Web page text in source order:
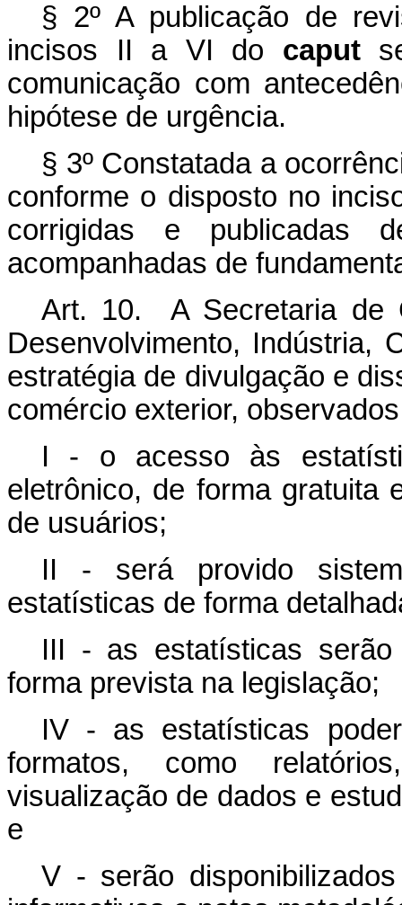
§ 2º A publicação de
incisos II a VI do caput
comunicação com
hipótese de urgência.
§ 3º Constatada a
conforme o disposto no
corrigidas e publicadas
acompanhadas de
Art. 10. A Secretaria de
Desenvolvimento, Indústria,
estratégia de divulgação e
comércio exterior,
I - o acesso às
eletrônico, de forma gratuita
de usuários;
II - será provido
estatísticas de forma
III - as estatísticas
forma prevista na legislação;
IV - as estatísticas
formatos, como
visualização de dados e
e
V - serão